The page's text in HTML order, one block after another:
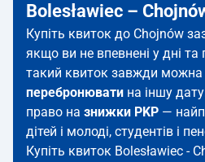
Bolesławiec –
Купіть квиток до Chojnów
якщо ви не впевнені у дні та
такий квиток завжди можна
перебронювати на іншу
право на знижки PKP —
дітей і молоді, студентів і
Купіть квиток Bolesławiec -